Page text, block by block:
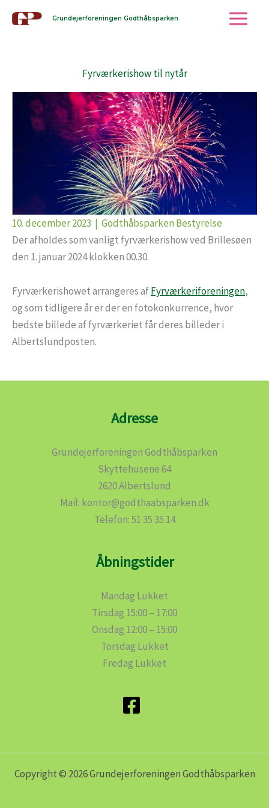
Grundejerforeningen Godthåbsparken
Fyrværkerishow til nytår
10. december 2023 | Godthåbsparken Bestyrelse
Der afholdes som vanligt fyrværkerishow ved Brillesøen
den 1. januar 2024 klokken 00.30.
Fyrværkerishowet arrangeres afFyrværkeriforeningen,
og som tidligere år er der en fotokonkurrence, hvor
bedste billede af fyrværkeriet får deres billeder i
Albertslundposten.
Adresse
Grundejerforeningen Godthåbsparken
Skyttehusene 64
2620 Albertslund
Mail: kontor@godthaabsparken.dk
Telefon: 51 35 35 14
Åbningstider
Mandag Lukket
Tirsdag 15:00 – 17:00
Onsdag 12:00 – 15:00
Torsdag Lukket
Fredag Lukket
Copyright © 2026 Grundejerforeningen Godthåbsparken